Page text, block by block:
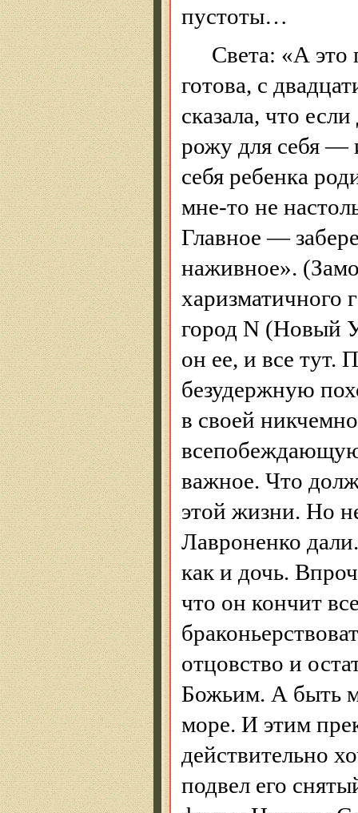
пустоты…
Света: «А это
готова, с
сказала, что
рожу для себя —
себя ребенка
мне-то не
Главное —
наживное».
харизматичного
город N (Новый
он ее, и все тут.
безудержную
в своей
важное. Что
этой жизни. Но
Лавроненко
как и дочь.
что он кончит
отцовство и
Божьим. А быть
море. И этим
действительно
подвел его